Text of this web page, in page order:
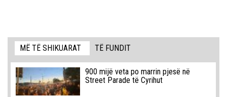
MË TË SHIKUARAT TË FUNDIT
900 mijë veta po marrin pjesë në
Street Parade të Cyrihut